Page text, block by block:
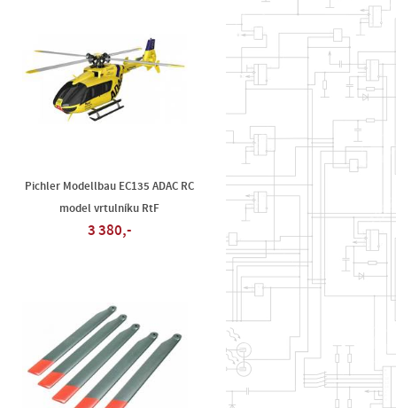
Pichler Modellbau EC135 ADAC RC
model vrtulníku RtF
3 380,-